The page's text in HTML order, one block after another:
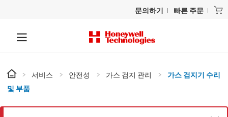
문의하기 빠른 주문
서비스 안전성 가스 검지 관리
가스 검지기 수리
및 부품